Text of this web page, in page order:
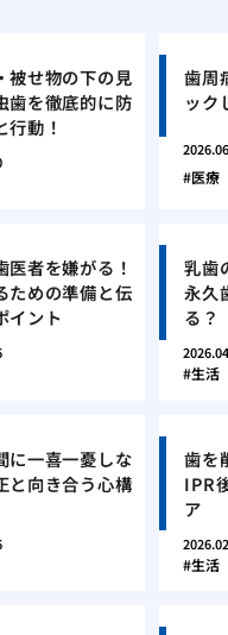
被せ物の下の見
歯を徹底的に防
行動！
歯周
ック
医療
医者を嫌がる！
ための準備と伝
イント
乳歯
永久
る？
生活
に一喜一憂しな
と向き合う心構
歯を
IPR
ア
生活